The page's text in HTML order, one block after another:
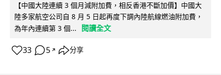
【中國大陸連續 3 個月減附加費，相反香港不斷加價】中國大
陸多家航空公司自 8 月 5 日起再度下調內陸航線燃油附加費，
為年內連續第 3 個...
閱讀全文
33 5 ↗ 分享